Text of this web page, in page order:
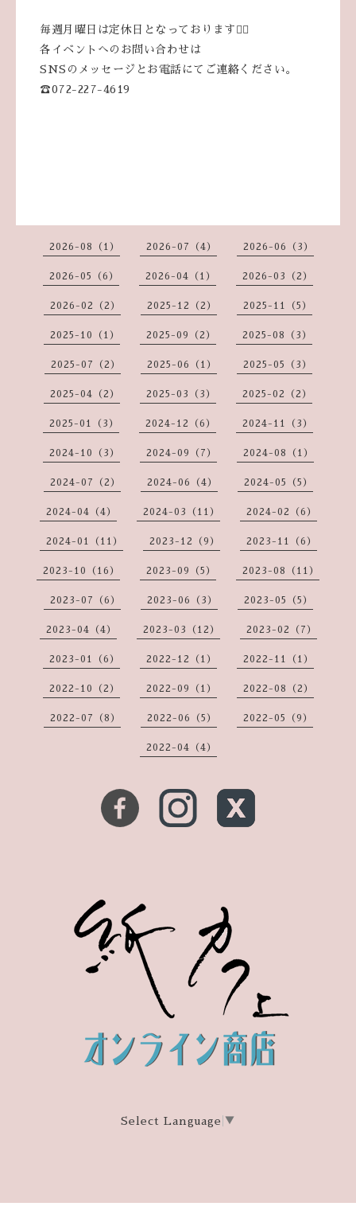
毎週月曜日は定休日となっております🙇‍♀️
各イベントへのお問い合わせは
SNSのメッセージとお電話にてご連絡ください。
☎072-227-4619
2026-08（1） 2026-07（4） 2026-06（3）
2026-05（6） 2026-04（1） 2026-03（2）
2026-02（2） 2025-12（2） 2025-11（5）
2025-10（1） 2025-09（2） 2025-08（3）
2025-07（2） 2025-06（1） 2025-05（3）
2025-04（2） 2025-03（3） 2025-02（2）
2025-01（3） 2024-12（6） 2024-11（3）
2024-10（3） 2024-09（7） 2024-08（1）
2024-07（2） 2024-06（4） 2024-05（5）
2024-04（4） 2024-03（11） 2024-02（6）
2024-01（11） 2023-12（9） 2023-11（6）
2023-10（16） 2023-09（5） 2023-08（11）
2023-07（6） 2023-06（3） 2023-05（5）
2023-04（4） 2023-03（12） 2023-02（7）
2023-01（6） 2022-12（1） 2022-11（1）
2022-10（2） 2022-09（1） 2022-08（2）
2022-07（8） 2022-06（5） 2022-05（9）
2022-04（4）
Select Language ▼